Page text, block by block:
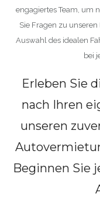
engagiertes Team, um
Sie Fragen zu
Auswahl des idealen
bei
Erleben Sie
nach Ihren
unseren
Beginnen Sie